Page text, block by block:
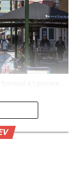
med 4,1 procent.
att det säljs allt
Under
omsättning
med 2012. Det
Cityklimatet.